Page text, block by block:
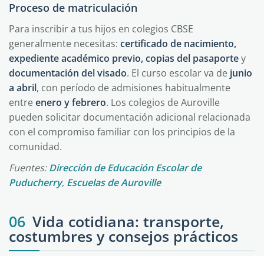
Proceso de matriculación
Para inscribir a tus hijos en colegios CBSE
generalmente necesitas: certificado de nacimiento,
expediente académico previo, copias del pasaportey
documentación del visado. El curso escolar va de junio
a abril, con período de admisiones habitualmente
entreenero y febrero. Los colegios de Auroville
pueden solicitar documentación adicional relacionada
con el compromiso familiar con los principios de la
comunidad.
Fuentes:Dirección de Educación Escolar de
Puducherry, Escuelas de Auroville
06 Vida cotidiana: transporte,
costumbres y consejos prácticos